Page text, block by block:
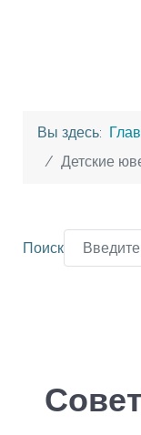
Вы здесь:
Детские
Поиск